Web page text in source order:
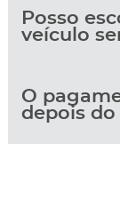
Posso
veículo
O
depois